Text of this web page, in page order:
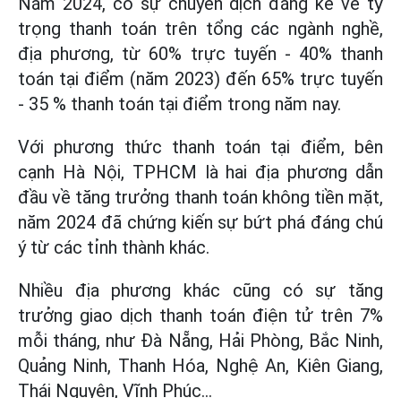
trọng thanh toán trên tổng các ngành nghề,
địa phương, từ 60% trực tuyến - 40% thanh
toán tại điểm (năm 2023) đến 65% trực tuyến
- 35 % thanh toán tại điểm trong năm nay.
Với phương thức thanh toán tại điểm, bên
cạnh Hà Nội, TPHCM là hai địa phương dẫn
đầu về tăng trưởng thanh toán không tiền mặt,
năm 2024 đã chứng kiến sự bứt phá đáng chú
ý từ các tỉnh thành khác.
Nhiều địa phương khác cũng có sự tăng
trưởng giao dịch thanh toán điện tử trên 7%
mỗi tháng, như Đà Nẵng, Hải Phòng, Bắc Ninh,
Quảng Ninh, Thanh Hóa, Nghệ An, Kiên Giang,
Thái Nguyên, Vĩnh Phúc...